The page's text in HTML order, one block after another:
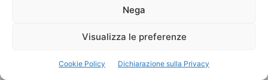
Nega
Visualizza le preferenze
Cookie Policy Dichiarazione sulla Privacy